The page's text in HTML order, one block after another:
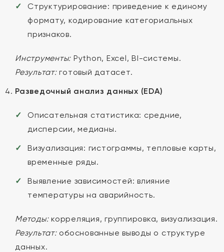
Структурирование: приведение к единому
формату, кодирование категориальных
признаков.
Инструменты: Python, Excel, BI-системы.
Результат:готовый датасет.
Разведочный анализ данных (EDA)
Описательная статистика: средние,
дисперсии, медианы.
Визуализация: гистограммы, тепловые карты,
временные ряды.
Выявление зависимостей: влияние
температуры на аварийность.
Методы:корреляция, группировка, визуализация.
Результат:обоснованные выводы о структуре
данных.